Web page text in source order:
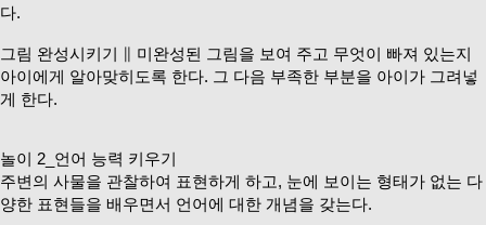
다.
그림 완성시키기 ∥ 미완성된 그림을 보여 주고 무엇이 빠져 있는지
아이에게 알아맞히도록 한다. 그 다음 부족한 부분을 아이가 그려넣
게 한다.
놀이 2_언어 능력 키우기
주변의 사물을 관찰하여 표현하게 하고, 눈에 보이는 형태가 없는 다
양한 표현들을 배우면서 언어에 대한 개념을 갖는다.